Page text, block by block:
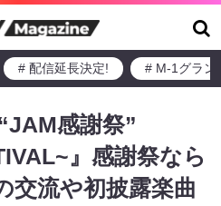
# 配信延長決定! # M-1グラン
感謝祭”
』感謝祭なら
交流や初披露楽曲